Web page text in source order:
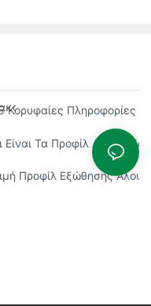
Προφίλ
Κορυφαίες Πληροφορίες
Αλουμινίου
Είναι Τα Προφίλ Αλουμινίου
Προφίλ Εξώθησης